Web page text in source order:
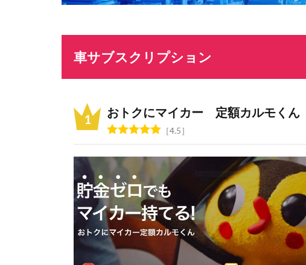
車サブスクリプション
おトクにマイカー 定額カルモくん
4.5